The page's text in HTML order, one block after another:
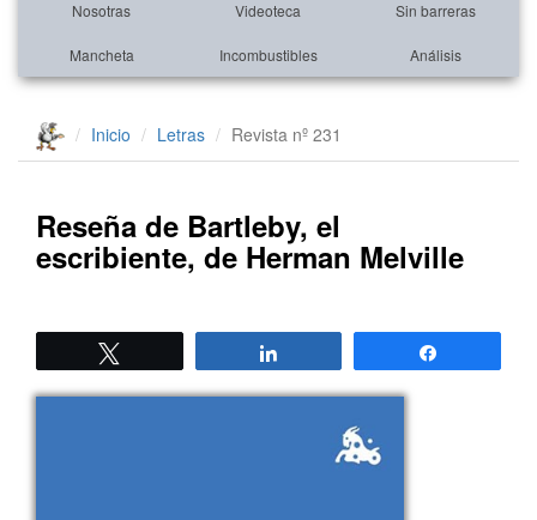
Nosotras Videoteca Sin barreras
Mancheta Incombustibles Análisis
Inicio Letras Revista nº 231
Reseña de Bartleby, el
escribiente, de Herman Melville